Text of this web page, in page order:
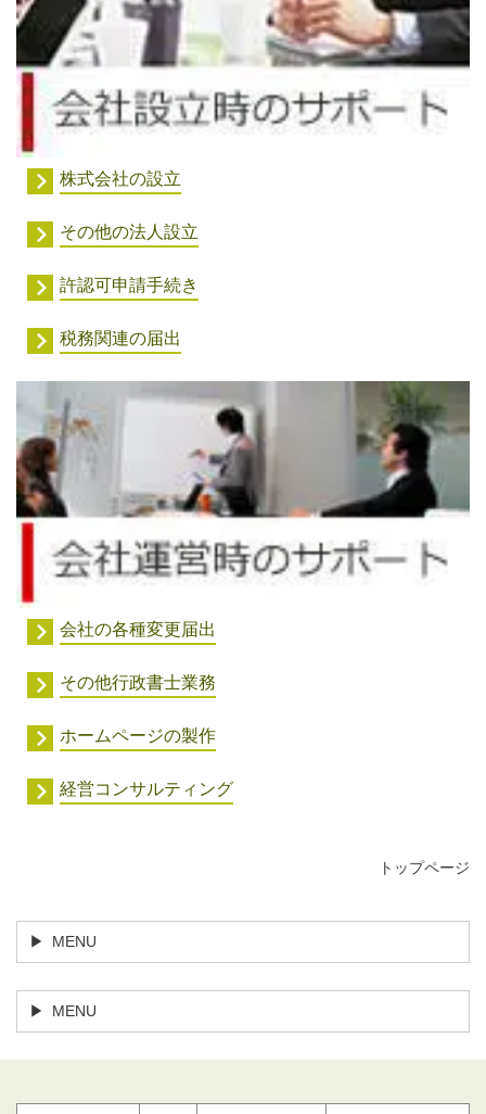
株式会社の設立
その他の法人設立
許認可申請手続き
税務関連の届出
会社の各種変更届出
その他行政書士業務
ホームページの製作
経営コンサルティング
トップページ
MENU
MENU